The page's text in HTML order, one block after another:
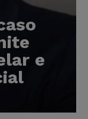
e